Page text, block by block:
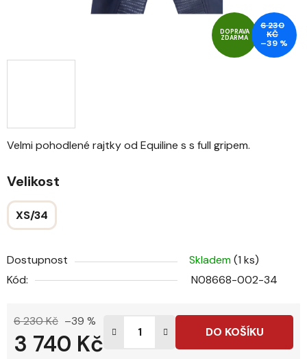
Velmi pohodlené rajtky od Equiline s s full gripem.
Velikost
XS/34
Dostupnost Skladem(1 ks)
Kód:
N08668-002-34
6 230 Kč –39 %
3 740 Kč DO KOŠÍKU
DOPRAVA
ZDARMA
6 230
KČ
–39 %